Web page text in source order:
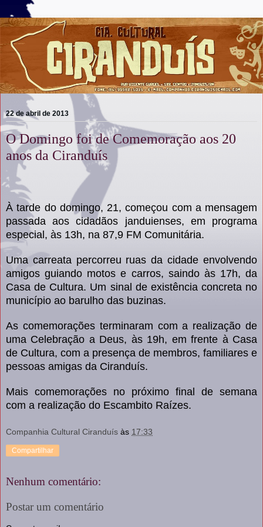
22 de abril de 2013
O Domingo foi de Comemoração aos 20
anos da Ciranduís
À tarde do domingo, 21, começou com a mensagem
passada aos cidadãos janduienses, em programa
especial, às 13h, na 87,9 FM Comunitária.
Uma carreata percorreu ruas da cidade envolvendo
amigos guiando motos e carros, saindo às 17h, da
Casa de Cultura. Um sinal de existência concreta no
município ao barulho das buzinas.
As comemorações terminaram com a realização de
uma Celebração a Deus, às 19h, em frente à Casa
de Cultura, com a presença de membros, familiares e
pessoas amigas da Ciranduís.
Mais comemorações no próximo final de semana
com a realização do Escambito Raízes.
Companhia Cultural Ciranduís às 17:33
Compartilhar
Nenhum comentário:
Postar um comentário